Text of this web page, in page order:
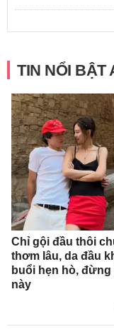
TIN NỔI BẬT
Chỉ gội đầu thôi
thơm lâu, da đầu
buổi hẹn hò,
này